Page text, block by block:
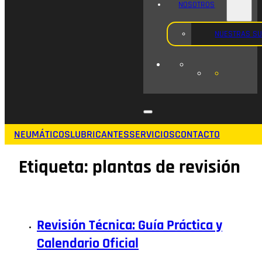
NOSOTROS
NUESTRAS
NEUMÁTICOSLUBRICANTESSERVICIOSCONTACTO
Etiqueta: plantas de revisión
Revisión Técnica: Guía Práctica y
Calendario Oficial